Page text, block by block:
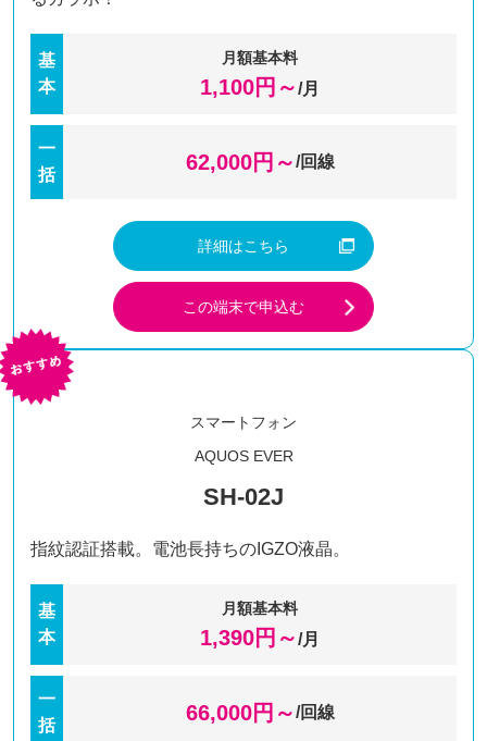
基
本
月額基本料
1,100円～/月
一
括
62,000円～/回線
詳細はこちら
この端末で申込む
スマートフォン
AQUOS EVER
SH-02J
指紋認証搭載。電池長持ちのIGZO液晶。
基
本
月額基本料
1,390円～/月
一
括
66,000円～/回線